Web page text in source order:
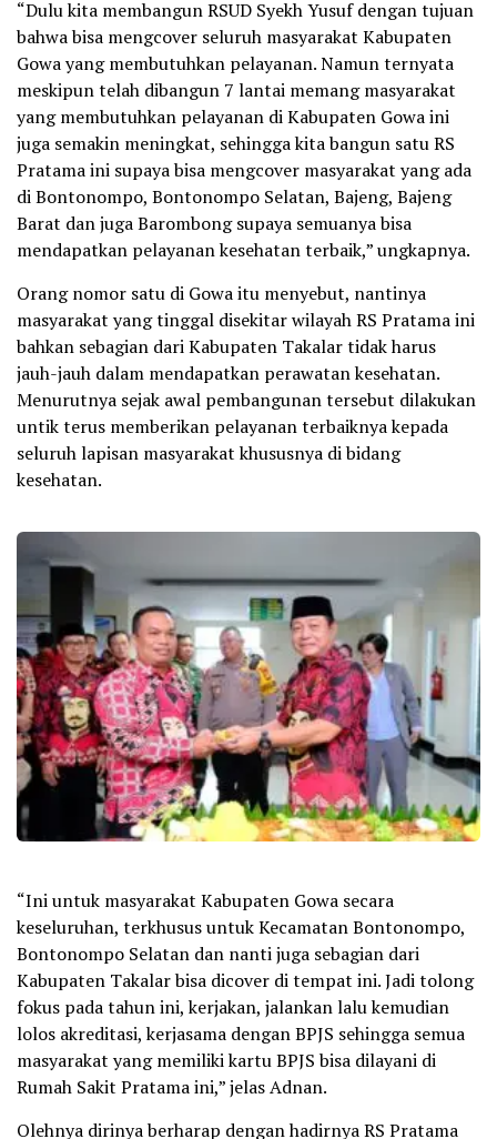
“Dulu kita membangun RSUD Syekh Yusuf dengan tujuan
bahwa bisa mengcover seluruh masyarakat Kabupaten
Gowa yang membutuhkan pelayanan. Namun ternyata
meskipun telah dibangun 7 lantai memang masyarakat
yang membutuhkan pelayanan di Kabupaten Gowa ini
juga semakin meningkat, sehingga kita bangun satu RS
Pratama ini supaya bisa mengcover masyarakat yang ada
di Bontonompo, Bontonompo Selatan, Bajeng, Bajeng
Barat dan juga Barombong supaya semuanya bisa
mendapatkan pelayanan kesehatan terbaik,” ungkapnya.
Orang nomor satu di Gowa itu menyebut, nantinya
masyarakat yang tinggal disekitar wilayah RS Pratama ini
bahkan sebagian dari Kabupaten Takalar tidak harus
jauh-jauh dalam mendapatkan perawatan kesehatan.
Menurutnya sejak awal pembangunan tersebut dilakukan
untik terus memberikan pelayanan terbaiknya kepada
seluruh lapisan masyarakat khususnya di bidang
kesehatan.
“Ini untuk masyarakat Kabupaten Gowa secara
keseluruhan, terkhusus untuk Kecamatan Bontonompo,
Bontonompo Selatan dan nanti juga sebagian dari
Kabupaten Takalar bisa dicover di tempat ini. Jadi tolong
fokus pada tahun ini, kerjakan, jalankan lalu kemudian
lolos akreditasi, kerjasama dengan BPJS sehingga semua
masyarakat yang memiliki kartu BPJS bisa dilayani di
Rumah Sakit Pratama ini,” jelas Adnan.
Olehnya dirinya berharap dengan hadirnya RS Pratama